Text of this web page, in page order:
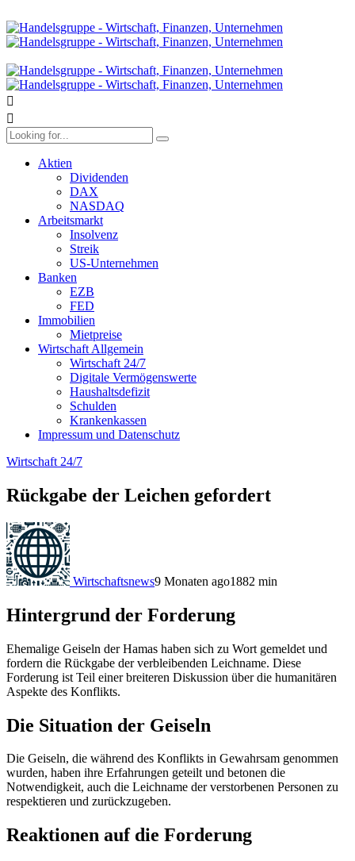
Aktien
Dividenden
DAX
NASDAQ
Arbeitsmarkt
Insolvenz
Streik
US-Unternehmen
Banken
EZB
FED
Immobilien
Mietpreise
Wirtschaft Allgemein
Wirtschaft 24/7
Digitale Vermögenswerte
Haushaltsdefizit
Schulden
Krankenkassen
Impressum und Datenschutz
Wirtschaft 24/7
Rückgabe der Leichen gefordert
Wirtschaftsnews9 Monaten ago1882 min
Hintergrund der Forderung
Ehemalige Geiseln der Hamas haben sich zu Wort gemeldet und
fordern die Rückgabe der verbleibenden Leichname. Diese
Forderung ist Teil einer breiteren Diskussion über die humanitären
Aspekte des Konflikts.
Die Situation der Geiseln
Die Geiseln, die während des Konflikts in Gewahrsam genommen
wurden, haben ihre Erfahrungen geteilt und betonen die
Notwendigkeit, auch die Leichname der verstorbenen Personen zu
respektieren und zurückzugeben.
Reaktionen auf die Forderung